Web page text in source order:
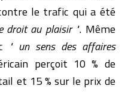
le trafic qui a été
droit au plaisir ". Même
" un sens des affaires
perçoit 10 % de
et 15 % sur le prix de